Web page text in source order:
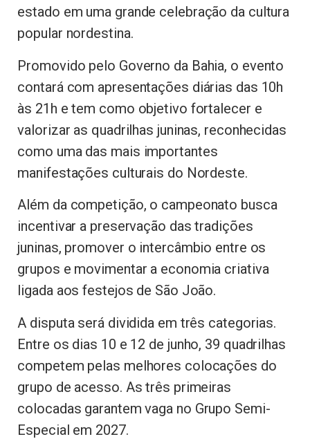
estado em uma grande celebração da cultura
popular nordestina.
Promovido pelo Governo da Bahia, o evento
contará com apresentações diárias das 10h
às 21h e tem como objetivo fortalecer e
valorizar as quadrilhas juninas, reconhecidas
como uma das mais importantes
manifestações culturais do Nordeste.
Além da competição, o campeonato busca
incentivar a preservação das tradições
juninas, promover o intercâmbio entre os
grupos e movimentar a economia criativa
ligada aos festejos de São João.
A disputa será dividida em três categorias.
Entre os dias 10 e 12 de junho, 39 quadrilhas
competem pelas melhores colocações do
grupo de acesso. As três primeiras
colocadas garantem vaga no Grupo Semi-
Especial em 2027.